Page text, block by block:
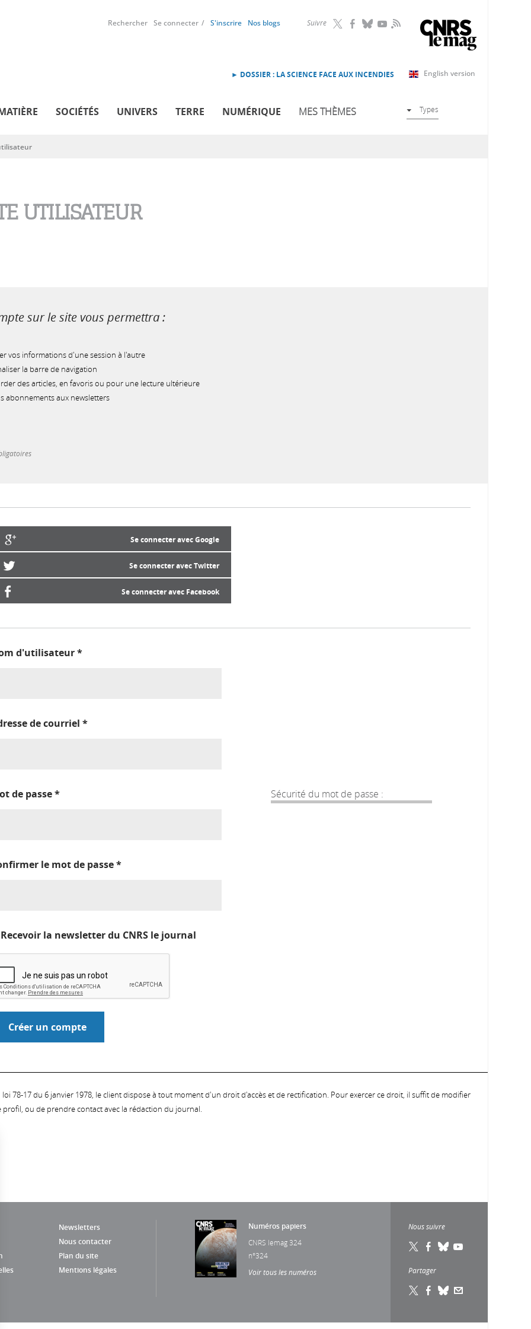
Suivre RSS
Rechercher Se connecter S'inscrire Nos blogs
English version
► DOSSIER : LA SCIENCE FACE AUX INCENDIES
SOCIÉTÉS UNIVERS TERRE NUMÉRIQUE MES THÈMES Types
UTILISATEUR
sur le site vous permettra :
vos informations d'une session à l'autre
la barre de navigation
des articles, en favoris ou pour une lecture ultérieure
abonnements aux newsletters
Se connecter avec Google
Se connecter avec Twitter
Se connecter avec Facebook
d'utilisateur*
de courriel *
Sécurité du mot de passe :
de passe*
le mot de passe*
Recevoir la newsletter du CNRS le journal
78-17 du 6 janvier 1978, le client dispose à tout moment d'un droit d'accès et de rectification. Pour exercer ce droit, il suffit de modifier
ou de prendre contact avec la rédaction du journal.
Newsletters
Nous contacter
Plan du site
Mentions légales
Numéros papiers
CNRS lemag 324
n°324
Voir tous les numéros
Nous suivre
Partager